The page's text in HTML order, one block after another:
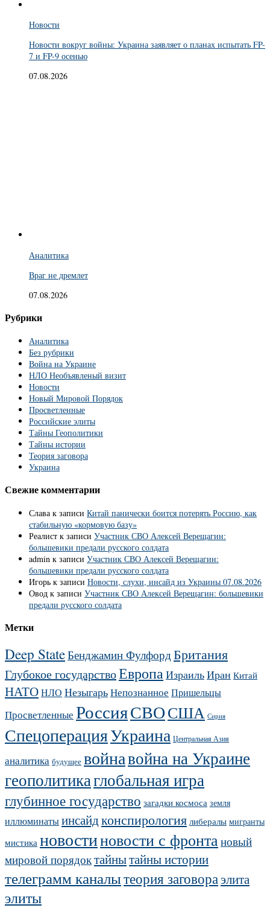
Новости
Новости вокруг войны: Украина заявляет о планах испытать FP-
7 и FP-9 осенью
07.08.2026
Аналитика
Враг не дремлет
07.08.2026
Рубрики
Аналитика
Без рубрики
Война на Украине
НЛО Необъявленый визит
Новости
Новый Мировой Порядок
Просветленные
Российские элиты
Тайны Геополитики
Тайны истории
Теория заговора
Украина
Свежие комментарии
Слава к записи Китай панически боится потерять Россию, как
стабильную «кормовую базу»
Реалист к записи Участник СВО Алексей Верещагин:
большевики предали русского солдата
admin к записи Участник СВО Алексей Верещагин:
большевики предали русского солдата
Игорь к записи Новости, слухи, инсайд из Украины 07.08.2026
Овод к записи Участник СВО Алексей Верещагин: большевики
предали русского солдата
Метки
Deep StateБенджамин Фулфорд Британия
Глубокое государствоЕвропаИзраильИран Китай
НАТОНЛО НезыгарьНепознанное Пришельцы
Просветленные РоссияСВОСША Сирия
СпецоперацияУкраина Центральная Азия
аналитика будущее войнавойна на Украине
геополитикаглобальная игра
глубинное государство загадки космоса земля
иллюминатыинсайдконспирология либералы мигранты
мистика новостиновости с фронта новый
мировой порядоктайнытайны истории
телеграмм каналытеория заговора элита
элиты